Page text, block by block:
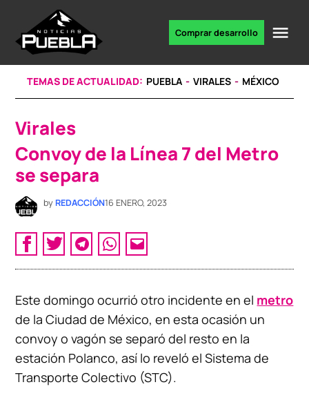
content
noticias
Comprar desarrollo
TEMAS DE ACTUALIDAD: PUEBLA VIRALES MÉXICO
POSTED
IN
Virales
Convoy de la Línea 7 del Metro
se separa
byREDACCIÓN16 ENERO, 2023
Este domingo ocurrió otro incidente en el metro
de la Ciudad de México, en esta ocasión un
convoy o vagón se separó del resto en la
estación Polanco, así lo reveló el Sistema de
Transporte Colectivo (STC).